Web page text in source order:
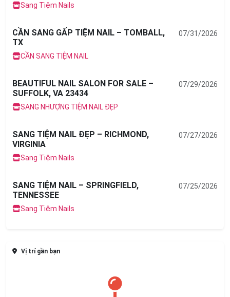
Sang Tiệm Nails
CẦN SANG GẤP TIỆM NAIL – TOMBALL,
TX
CẦN SANG TIỆM NAIL
07/31/2026
BEAUTIFUL NAIL SALON FOR SALE –
SUFFOLK, VA 23434
SANG NHƯỢNG TIỆM NAIL ĐẸP
07/29/2026
SANG TIỆM NAIL ĐẸP – RICHMOND,
VIRGINIA
Sang Tiệm Nails
07/27/2026
SANG TIỆM NAIL – SPRINGFIELD,
TENNESSEE
Sang Tiệm Nails
07/25/2026
Vị trí gần bạn